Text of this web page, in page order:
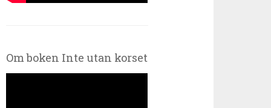
Om boken Inte utan korset